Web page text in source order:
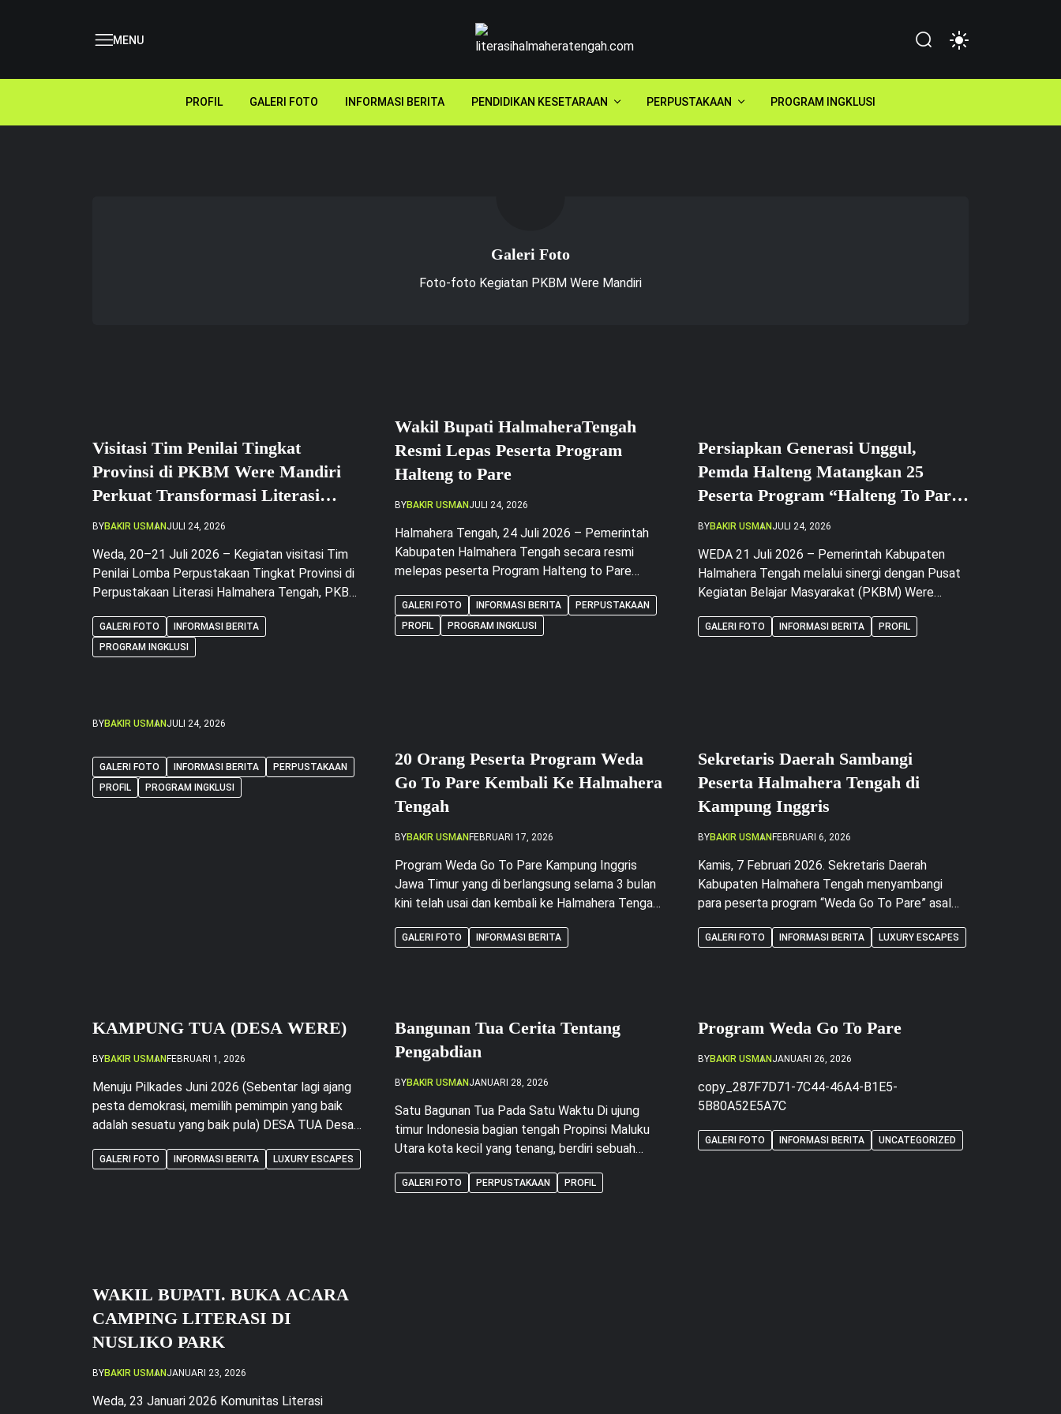
MENU
PROFIL GALERI FOTO INFORMASI BERITA PENDIDIKAN KESETARAAN PERPUSTAKAAN PROGRAM INGKLUSI
Galeri Foto
Foto-foto Kegiatan PKBM Were Mandiri
Visitasi Tim Penilai Tingkat
Provinsi di PKBM Were Mandiri
Perkuat Transformasi Literasi
Berbasis Inklusi Sosial
BYBAKIR USMAN JULI 24, 2026
Weda, 20–21 Juli 2026 – Kegiatan visitasi Tim
Penilai Lomba Perpustakaan Tingkat Provinsi di
Perpustakaan Literasi Halmahera Tengah, PKBM
20 hingga 21 Juli 2026. Kegiatan ini merupakan
bagian dari proses penilaian lomba perpustakaan
[…]
GALERI FOTO
INFORMASI BERITA
PROGRAM INGKLUSI
Wakil Bupati HalmaheraTengah
Resmi Lepas Peserta Program
Halteng to Pare
BYBAKIR USMAN JULI 24, 2026
Halmahera Tengah, 24 Juli 2026 – Pemerintah
Kabupaten Halmahera Tengah secara resmi
melepas peserta Program Halteng to Pare
Perpustakaan DaerahHalmahera Tengah, Jumat
(24/7/2026). Acara pelepasan dipimpin langsung
GALERI FOTO INFORMASI BERITA
PERPUSTAKAAN
PROFIL
PROGRAM INGKLUSI
Persiapkan Generasi Unggul,
Pemda Halteng Matangkan 25
Peserta Program “Halteng To Pare”
di PKBM Were Mandiri
BYBAKIR USMAN JULI 24, 2026
WEDA 21 Juli 2026 – Pemerintah Kabupaten
Halmahera Tengah melalui sinergi dengan Pusat
Kegiatan Belajar Masyarakat (PKBM) Were
bagi para peserta program beasiswa bahasa
GALERI FOTO INFORMASI BERITA PROFIL
BYBAKIR USMAN JULI 24, 2026
GALERI FOTO INFORMASI BERITA
PERPUSTAKAAN
PROFIL
PROGRAM INGKLUSI
20 Orang Peserta Program Weda
Go To Pare Kembali Ke Halmahera
Tengah
BYBAKIR USMAN FEBRUARI 17, 2026
Program Weda Go To Pare Kampung Inggris
Jawa Timur yang di berlangsung selama 3 bulan
kini telah usai dan kembali ke Halmahera Tengah
secara gratis ini merupakan komitmen pemeritah
GALERI FOTO INFORMASI BERITA
Sekretaris Daerah Sambangi
Peserta Halmahera Tengah di
Kampung Inggris
BYBAKIR USMAN FEBRUARI 6, 2026
Kamis, 7 Februari 2026. Sekretaris Daerah
Kabupaten Halmahera Tengah menyambangi
para peserta program “Weda Go To Pare” asal
program pembelajaran bahasa Asing di Kampung
Dalam kunjungan tersebut, Sekretaris […]
GALERI FOTO INFORMASI BERITA LUXURY ESCAPES
KAMPUNG TUA (DESA WERE)
BYBAKIR USMAN FEBRUARI 1, 2026
Menuju Pilkades Juni 2026 (Sebentar lagi ajang
pesta demokrasi, memilih pemimpin yang baik
adalah sesuatu yang baik pula) DESA TUA Desa
Tengah, Punya jejak sejarah yang panjang, dahulu
GALERI FOTO INFORMASI BERITA LUXURY ESCAPES
Bangunan Tua Cerita Tentang
Pengabdian
BYBAKIR USMAN JANUARI 28, 2026
Satu Bagunan Tua Pada Satu Waktu Di ujung
timur Indonesia bagian tengah Propinsi Maluku
Utara kota kecil yang tenang, berdiri sebuah
kantor Desa Were Kecamatan Weda Kabupaten
GALERI FOTO PERPUSTAKAAN PROFIL
Program Weda Go To Pare
BYBAKIR USMAN JANUARI 26, 2026
copy_287F7D71-7C44-46A4-B1E5-
5B80A52E5A7C
GALERI FOTO INFORMASI BERITA UNCATEGORIZED
WAKIL BUPATI. BUKA ACARA
CAMPING LITERASI DI
NUSLIKO PARK
BYBAKIR USMAN JANUARI 23, 2026
Weda, 23 Januari 2026 Komunitas Literasi